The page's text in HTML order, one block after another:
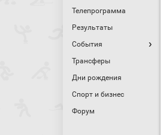
Телепрограмма
Результаты
События
Трансферы
Дни рождения
Спорт и бизнес
Форум